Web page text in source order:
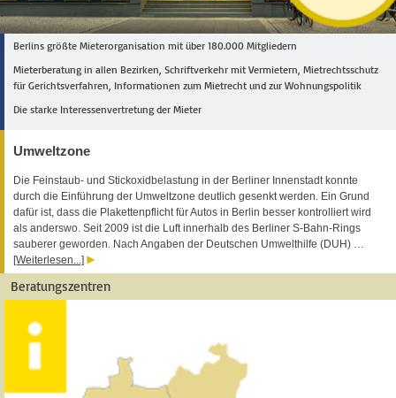
Berlins größte Mieterorganisation mit über 180.000 Mitgliedern
Mieterberatung in allen Bezirken, Schriftverkehr mit Vermietern, Mietrechtsschutz
für Gerichtsverfahren, Informationen zum Mietrecht und zur Wohnungspolitik
Die starke Interessenvertretung der Mieter
Umweltzone
Die Feinstaub- und Stickoxidbelastung in der Berliner Innenstadt konnte
durch die Einführung der Umweltzone deutlich gesenkt werden. Ein Grund
dafür ist, dass die Plakettenpflicht für Autos in Berlin besser kontrolliert wird
als anderswo. Seit 2009 ist die Luft innerhalb des Berliner S-Bahn-Rings
sauberer geworden. Nach Angaben der Deutschen Umwelthilfe (DUH) …
[Weiterlesen...]
Beratungszentren